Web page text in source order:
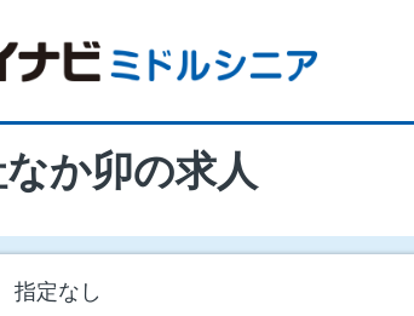
か卯の求人
指定なし